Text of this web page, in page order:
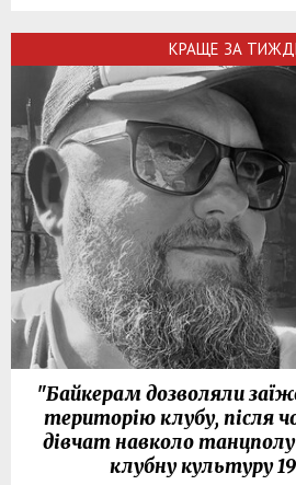
КРАЩЕ ЗА
"Байкерам дозволяли
територію клубу, після
дівчат навколо
клубну культуру